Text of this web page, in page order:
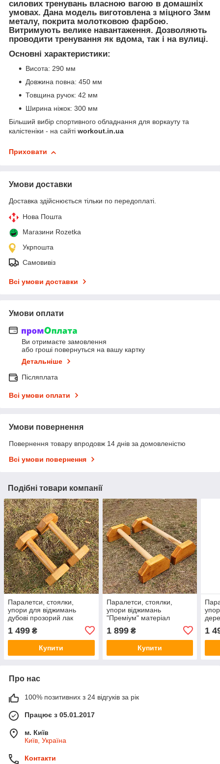
силових тренувань власною вагою в домашніх
умовах. Дана модель виготовлена з міцного 3мм
металу, покрита молотковою фарбою.
Витримують велике навантаження. Дозволяють
проводити тренування як вдома, так і на вулиці.
Основні характеристики:
Висота: 290 мм
Довжина повна: 450 мм
Товщина ручок: 42 мм
Ширина ніжок: 300 мм
Більший вибір спортивного обладнання для воркауту та
калістеніки - на сайті workout.in.ua
Приховати
Умови доставки
Доставка здійснюється тільки по передоплаті.
Нова Пошта
Магазини Rozetka
Укрпошта
Самовивіз
Всі умови доставки
Умови оплати
Ви отримаєте замовлення
або гроші повернуться на вашу картку
Детальніше
Післяплата
Всі умови оплати
Умови повернення
Повернення товару впродовж 14 днів за домовленістю
Всі умови повернення
Подібні товари компанії
Паралетси, стоялки,
упори для віджимань
дубові прозорий лак
1 499 ₴
Купити
Паралетси, стоялки,
упори віджимань
"Преміум" матеріал
1 899₴
Купити
1
Про нас
100% позитивних з 24 відгуків за рік
Працює з 05.01.2017
м. Київ
Київ, Україна
Контакти